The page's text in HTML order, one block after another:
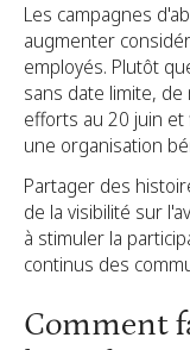
Les campagnes
augmenter
employés. Plutôt
sans date limite,
efforts au 20 juin
une organisation
Partager des
de la visibilité sur
à stimuler la
continus des
Comment